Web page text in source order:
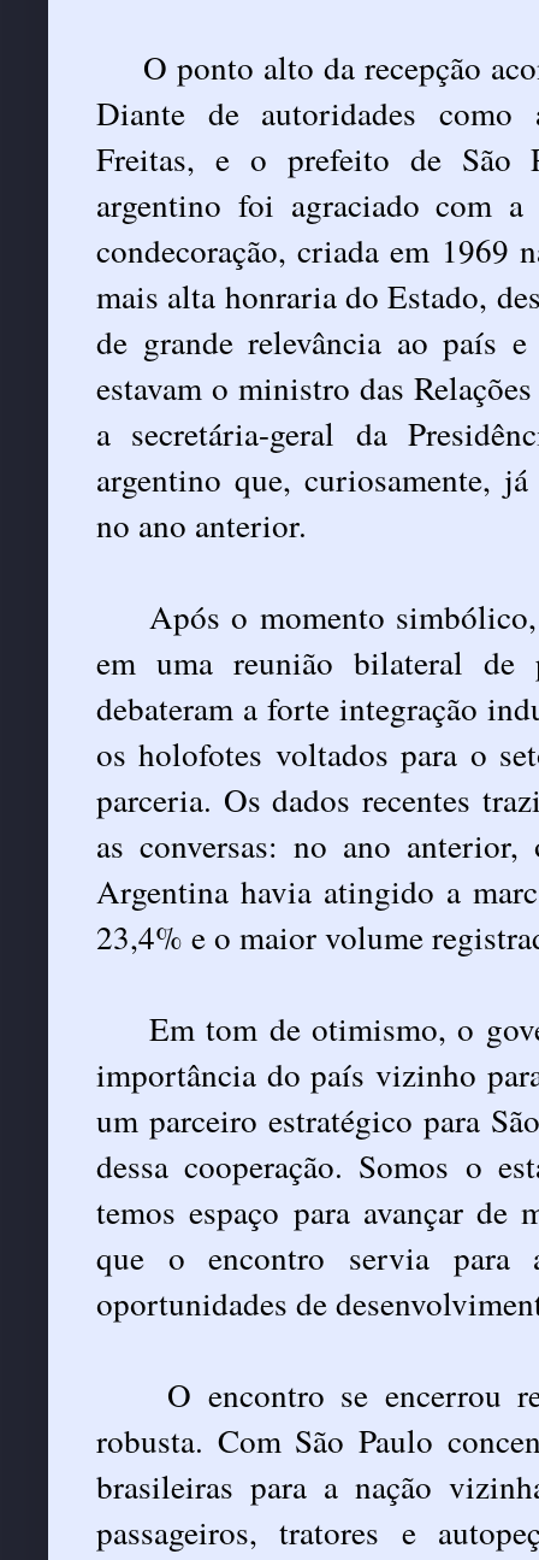
O ponto alto da recepção
Diante de autoridades como
Freitas, e o prefeito de São
argentino foi agraciado com
condecoração, criada em 1969
mais alta honraria do Estado,
de grande relevância ao país
estavam o ministro das
a secretária-geral da
argentino que, curiosamente,
no ano anterior.
Após o momento
em uma reunião bilateral de
debateram a forte integração
os holofotes voltados para o
parceria. Os dados recentes
as conversas: no ano
Argentina havia atingido a
23,4% e o maior volume
Em tom de otimismo, o
importância do país vizinho
um parceiro estratégico para
dessa cooperação. Somos o
temos espaço para avançar de
que o encontro servia para
oportunidades de
O encontro se encerrou
robusta. Com São Paulo
brasileiras para a nação
passageiros, tratores e